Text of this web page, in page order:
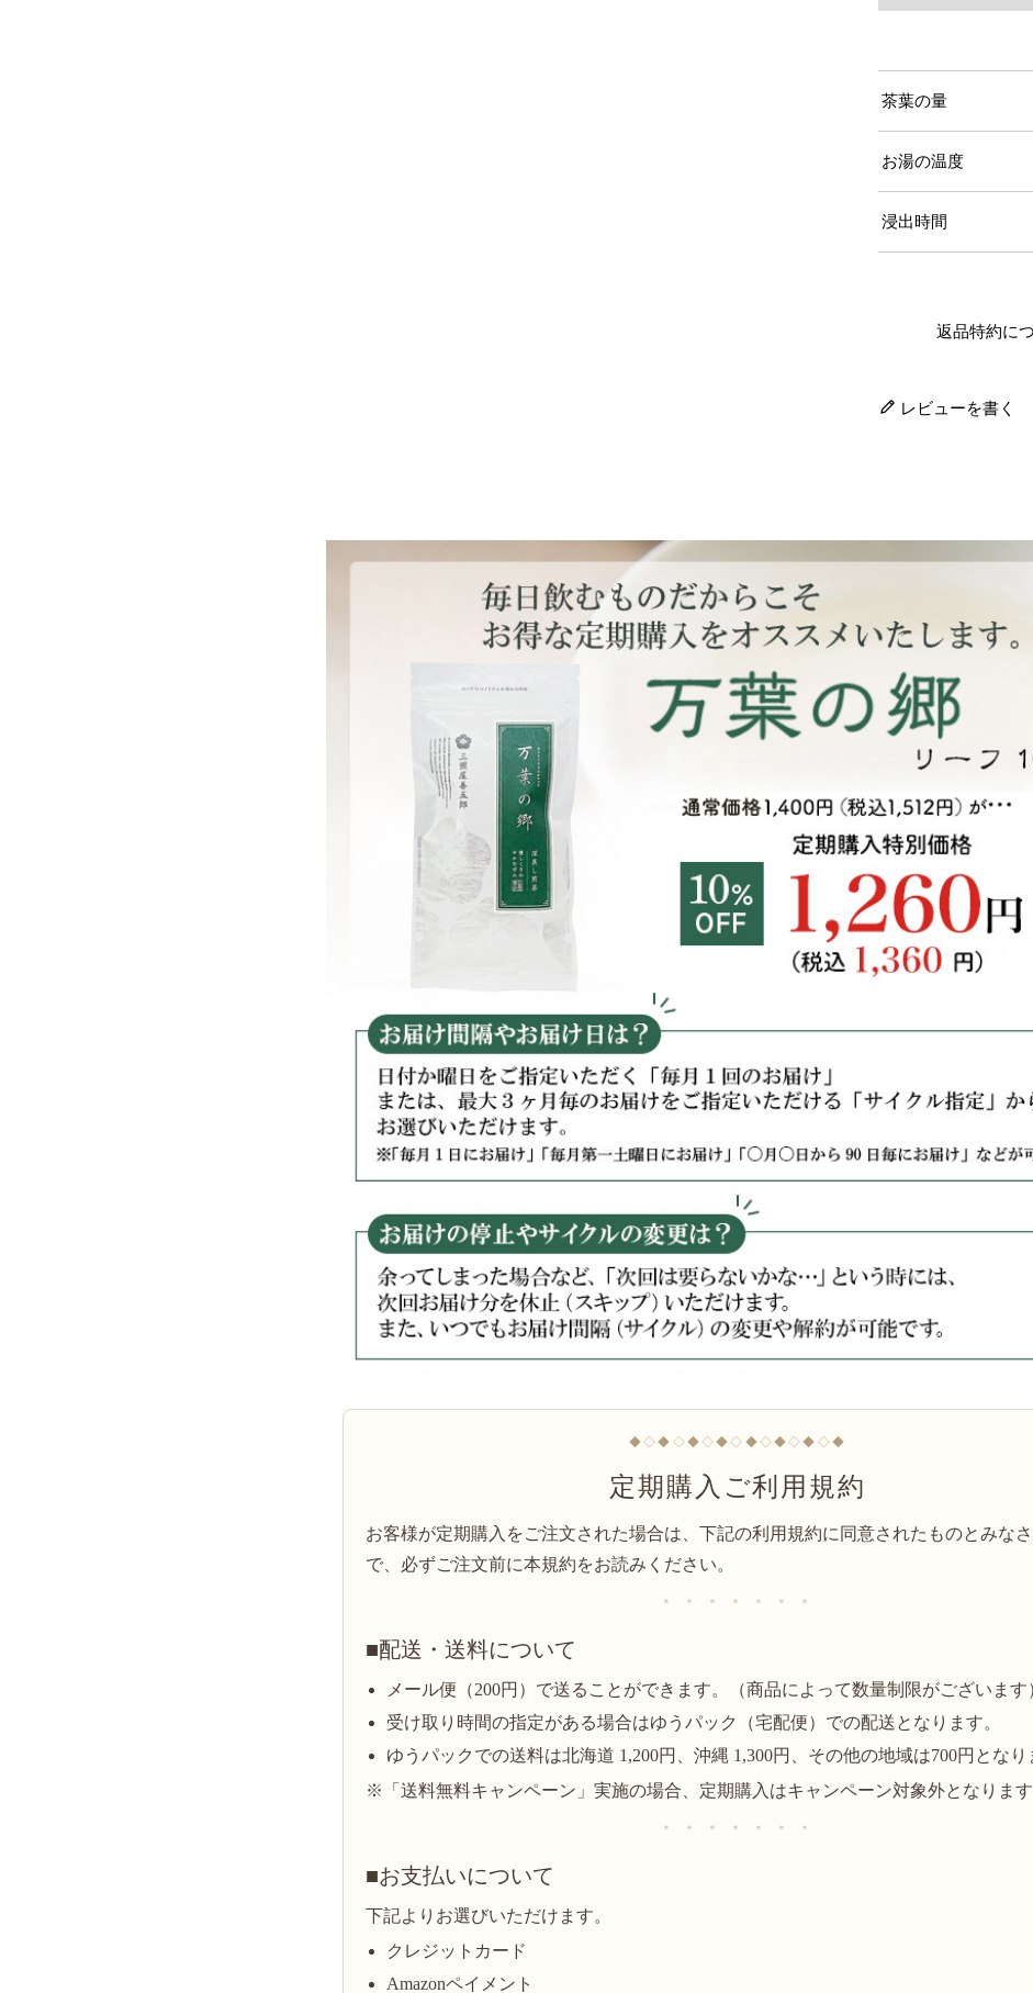
茶葉の量
お湯の温度
浸出時間
返品特約に
レビューを書く
◆◇◆◇◆◇◆◇◆◇◆◇◆◇◆
定期購入ご利用規約
お客様が定期購入をご注文された場合は、下記の利用規約に同意されたものとみな
で、必ずご注文前に本規約をお読みください。
＊ ＊ ＊ ＊ ＊ ＊ ＊
■配送・送料について
メール便（200円）で送ることができます。（商品によって数量制限がございます
受け取り時間の指定がある場合はゆうパック（宅配便）での配送となります。
ゆうパックでの送料は北海道 1,200円、沖縄 1,300円、その他の地域は700円となり
※「送料無料キャンペーン」実施の場合、定期購入はキャンペーン対象外となります
＊ ＊ ＊ ＊ ＊ ＊ ＊
■お支払いについて
下記よりお選びいただけます。
クレジットカード
Amazonペイメント